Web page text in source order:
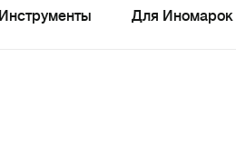
Инструменты Для Иномарок